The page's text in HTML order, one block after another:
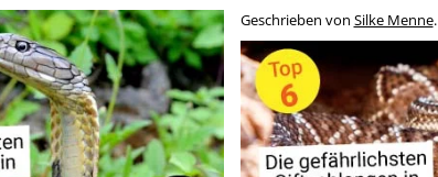
Geschrieben von Silke Menne.